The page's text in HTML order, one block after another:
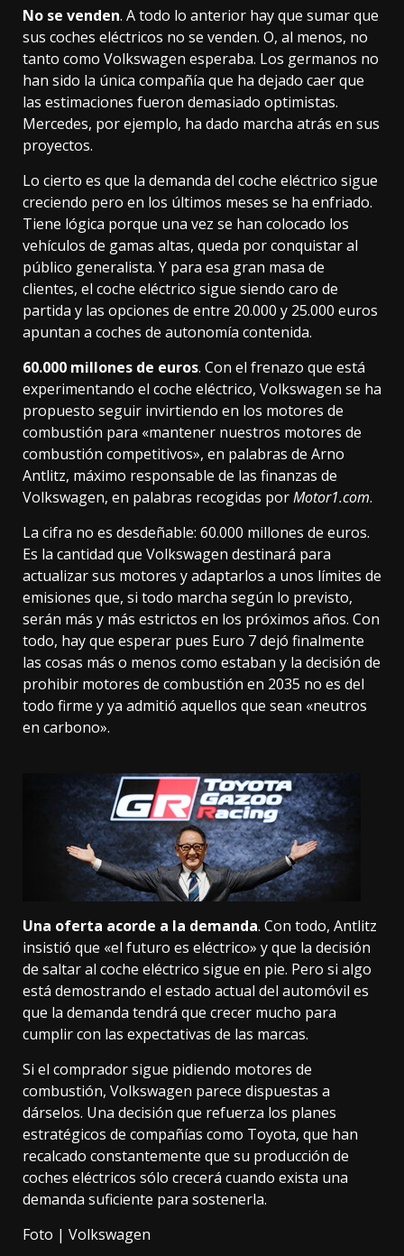
No se venden. A todo lo anterior hay que sumar que
sus coches eléctricos no se venden. O, al menos, no
tanto como Volkswagen esperaba. Los germanos no
han sido la única compañía que ha dejado caer que
las estimaciones fueron demasiado optimistas.
Mercedes, por ejemplo, ha dado marcha atrás en sus
proyectos.
Lo cierto es que la demanda del coche eléctrico sigue
creciendo pero en los últimos meses se ha enfriado.
Tiene lógica porque una vez se han colocado los
vehículos de gamas altas, queda por conquistar al
público generalista. Y para esa gran masa de
clientes, el coche eléctrico sigue siendo caro de
partida y las opciones de entre 20.000 y 25.000 euros
apuntan a coches de autonomía contenida.
60.000 millones de euros. Con el frenazo que está
experimentando el coche eléctrico, Volkswagen se ha
propuesto seguir invirtiendo en los motores de
combustión para «mantener nuestros motores de
combustión competitivos», en palabras de Arno
Antlitz, máximo responsable de las finanzas de
Volkswagen, en palabras recogidas porMotor1.com.
La cifra no es desdeñable: 60.000 millones de euros.
Es la cantidad que Volkswagen destinará para
actualizar sus motores y adaptarlos a unos límites de
emisiones que, si todo marcha según lo previsto,
serán más y más estrictos en los próximos años. Con
todo, hay que esperar pues Euro 7 dejó finalmente
las cosas más o menos como estaban y la decisión de
prohibir motores de combustión en 2035 no es del
todo firme y ya admitió aquellos que sean «neutros
en carbono».
Una oferta acorde a la demanda. Con todo, Antlitz
insistió que «el futuro es eléctrico» y que la decisión
de saltar al coche eléctrico sigue en pie. Pero si algo
está demostrando el estado actual del automóvil es
que la demanda tendrá que crecer mucho para
cumplir con las expectativas de las marcas.
Si el comprador sigue pidiendo motores de
combustión, Volkswagen parece dispuestas a
dárselos. Una decisión que refuerza los planes
estratégicos de compañías como Toyota, que han
recalcado constantemente que su producción de
coches eléctricos sólo crecerá cuando exista una
demanda suficiente para sostenerla.
Foto | Volkswagen